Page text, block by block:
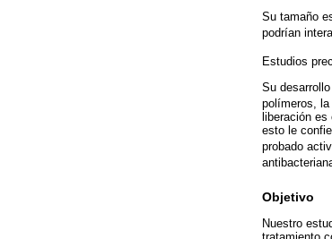
Su tamaño
podrían
Estudios
Su
polímeros,
liberación
esto le
probado
Objetivo
Nuestro